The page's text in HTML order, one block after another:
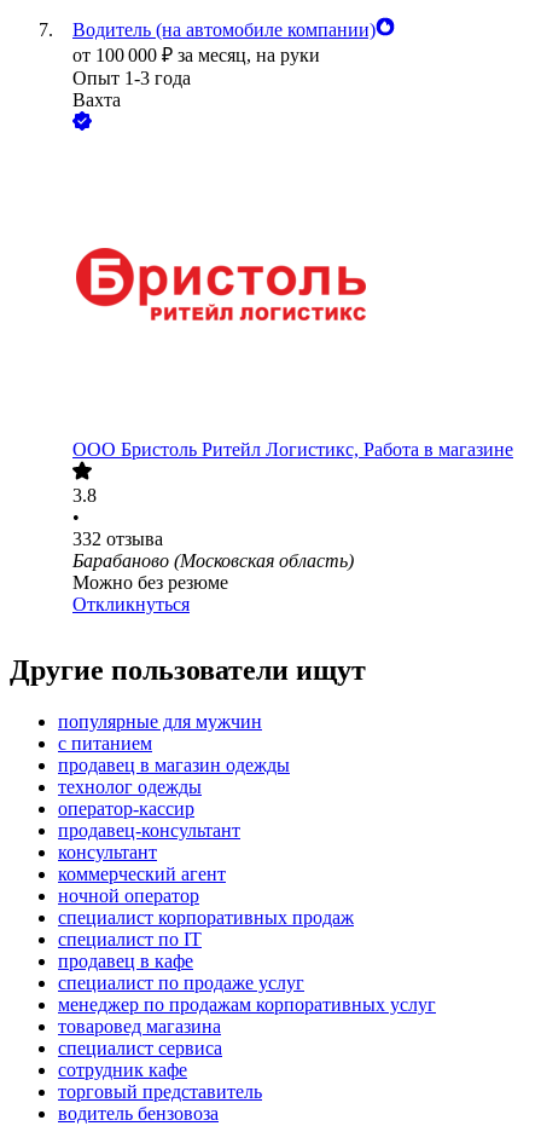
Водитель (на автомобиле компании)
от 100 000 ₽ за месяц, на руки
Опыт 1-3 года
Вахта
ООО Бристоль Ритейл Логистикс, Работа в магазине
3.8
•
332 отзыва
Барабаново (Московская область)
Можно без резюме
Откликнуться
Другие пользователи ищут
популярные для мужчин
с питанием
продавец в магазин одежды
технолог одежды
оператор-кассир
продавец-консультант
консультант
коммерческий агент
ночной оператор
специалист корпоративных продаж
специалист по IT
продавец в кафе
специалист по продаже услуг
менеджер по продажам корпоративных услуг
товаровед магазина
специалист сервиса
сотрудник кафе
торговый представитель
водитель бензовоза